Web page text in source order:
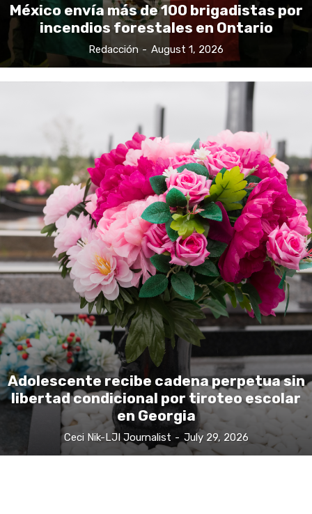
México envía más de 100 brigadistas por
incendios forestales en Ontario
Redacción - August 1, 2026
Adolescente recibe cadena perpetua sin
libertad condicional por tiroteo escolar
en Georgia
Ceci Nik-LJI Journalist - July 29, 2026